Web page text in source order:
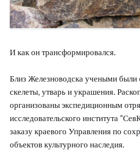
И как он трансформировался.
Близ Железноводска учеными
скелеты, утварь и украшения.
организованы экспедиционным
исследовательского института
заказу краевого Управления по
объектов культурного наследия.